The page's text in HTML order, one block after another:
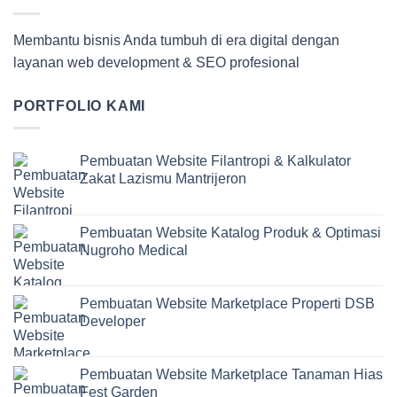
Membantu bisnis Anda tumbuh di era digital dengan
layanan web development & SEO profesional
PORTFOLIO KAMI
Pembuatan Website Filantropi & Kalkulator
Zakat Lazismu Mantrijeron
Pembuatan Website Katalog Produk & Optimasi
Nugroho Medical
Pembuatan Website Marketplace Properti DSB
Developer
Pembuatan Website Marketplace Tanaman Hias
Fest Garden